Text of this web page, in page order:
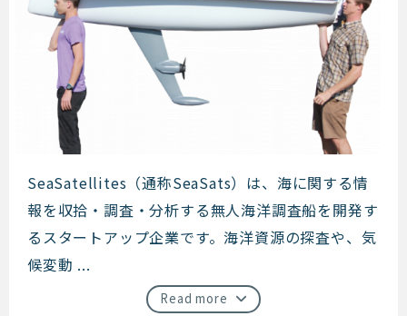
SeaSats
SeaSatellites（通称SeaSats）は、海に関する情
報を収拾・調査・分析する無人海洋調査船を開発す
るスタートアップ企業です。海洋資源の探査や、気
候変動 ...
Read more